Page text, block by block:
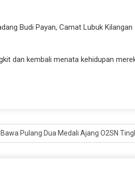
Budi Payan, Camat Lubuk Kilangan
dan kembali menata kehidupan
Pulang Dua Medali Ajang O2SN